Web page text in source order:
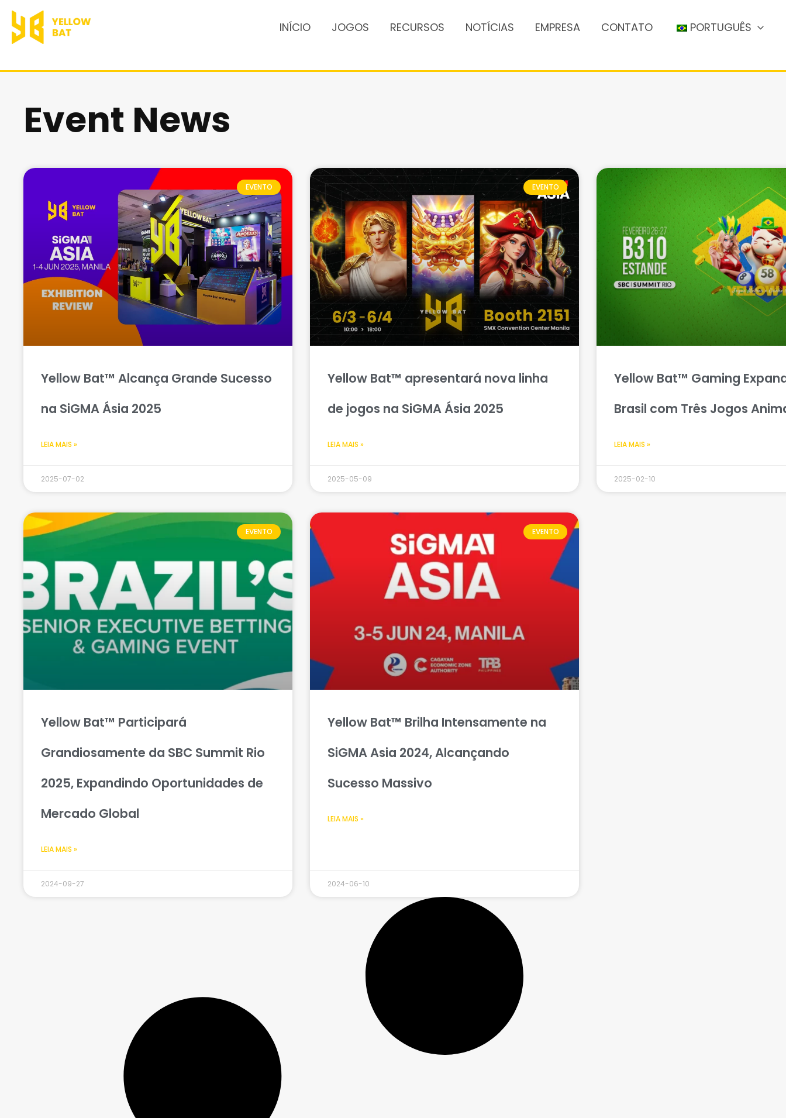
INÍCIO JOGOS RECURSOS NOTÍCIAS EMPRESA CONTATO PORTUGUÊS
Event News
EVENTO
Yellow Bat™ Alcança Grande Sucesso
na SiGMA Ásia 2025
LEIA MAIS »
2025-07-02
EVENTO
Yellow Bat™ apresentará nova linha
de jogos na SiGMA Ásia 2025
LEIA MAIS »
2025-05-09
Yellow Bat™ Gaming
Brasil com Três Jogos
LEIA MAIS »
2025-02-10
EVENTO
Yellow Bat™ Participará
Grandiosamente da SBC Summit Rio
2025, Expandindo Oportunidades de
Mercado Global
LEIA MAIS »
2024-09-27
EVENTO
Yellow Bat™ Brilha Intensamente na
SiGMA Asia 2024, Alcançando
Sucesso Massivo
LEIA MAIS »
2024-06-10